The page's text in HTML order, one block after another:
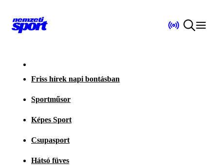
Friss hírek napi bontásban
Sportműsor
Képes Sport
Csupasport
Hátsó füves